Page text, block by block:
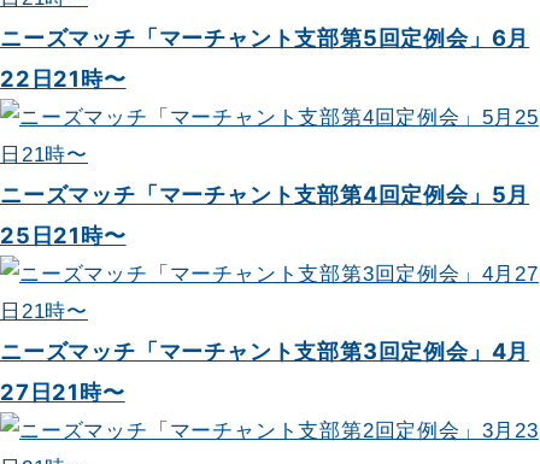
ン
ニーズマッチ「マーチャント支部第5回定例会」6月
22日21時〜
ニーズマッチ「マーチャント支部第4回定例会」5月
25日21時〜
ニーズマッチ「マーチャント支部第3回定例会」4月
27日21時〜